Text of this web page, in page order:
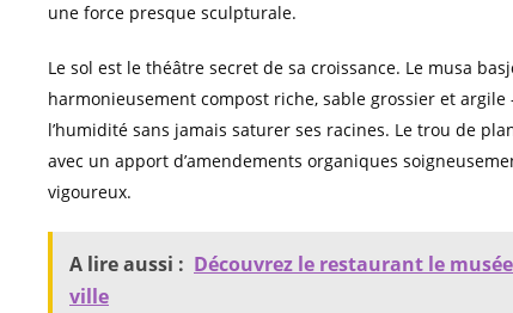
une force presque sculpturale.
Le sol est le théâtre secret de sa croissance. Le musa
harmonieusement compost riche, sable grossier et
l’humidité sans jamais saturer ses racines. Le trou de
avec un apport d’amendements organiques
vigoureux.
A lire aussi : Découvrez le restaurant le
ville